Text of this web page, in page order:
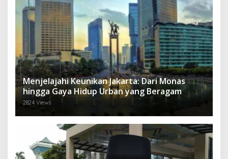
Menjelajahi Keunikan Jakarta: Dari Monas
hingga Gaya Hidup Urban yang Beragam
2824 Views